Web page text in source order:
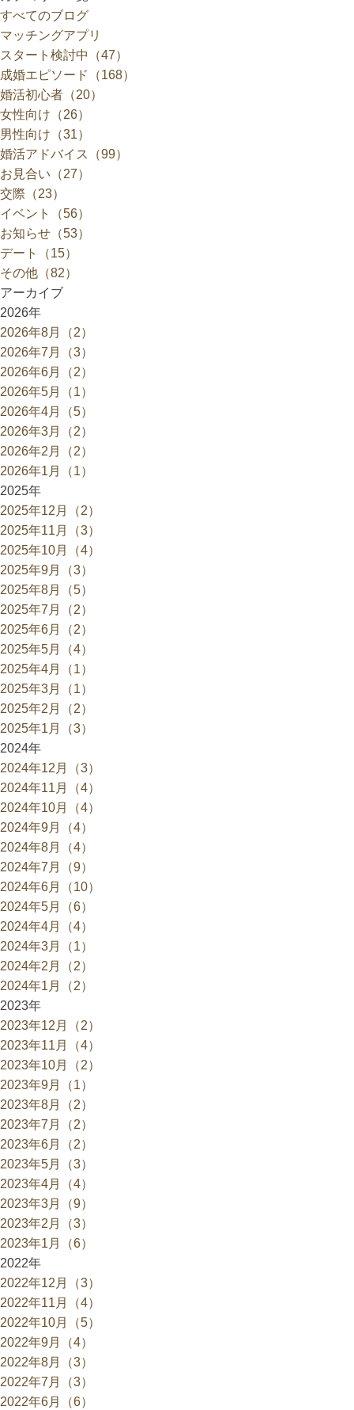
すべてのブログ
マッチングアプリ
スタート検討中（47）
成婚エピソード（168）
婚活初心者（20）
女性向け（26）
男性向け（31）
婚活アドバイス（99）
お見合い（27）
交際（23）
イベント（56）
お知らせ（53）
デート（15）
その他（82）
アーカイブ
2026年
2026年8月（2）
2026年7月（3）
2026年6月（2）
2026年5月（1）
2026年4月（5）
2026年3月（2）
2026年2月（2）
2026年1月（1）
2025年
2025年12月（2）
2025年11月（3）
2025年10月（4）
2025年9月（3）
2025年8月（5）
2025年7月（2）
2025年6月（2）
2025年5月（4）
2025年4月（1）
2025年3月（1）
2025年2月（2）
2025年1月（3）
2024年
2024年12月（3）
2024年11月（4）
2024年10月（4）
2024年9月（4）
2024年8月（4）
2024年7月（9）
2024年6月（10）
2024年5月（6）
2024年4月（4）
2024年3月（1）
2024年2月（2）
2024年1月（2）
2023年
2023年12月（2）
2023年11月（4）
2023年10月（2）
2023年9月（1）
2023年8月（2）
2023年7月（2）
2023年6月（2）
2023年5月（3）
2023年4月（4）
2023年3月（9）
2023年2月（3）
2023年1月（6）
2022年
2022年12月（3）
2022年11月（4）
2022年10月（5）
2022年9月（4）
2022年8月（3）
2022年7月（3）
2022年6月（6）